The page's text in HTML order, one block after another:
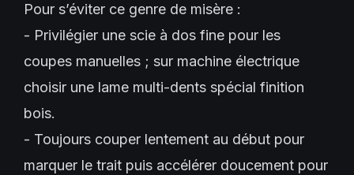
Pour s’éviter ce genre de misère :
- Privilégier une scie à dos fine pour les
coupes manuelles ; sur machine électrique
choisir une lame multi-dents spécial finition
bois.
- Toujours couper lentement au début pour
marquer le trait puis accélérer doucement pour